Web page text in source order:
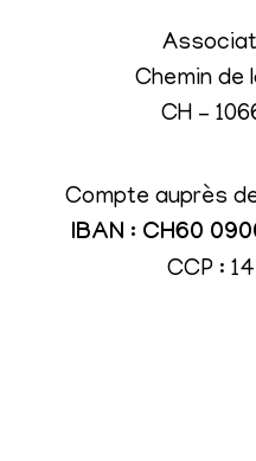
Chemin de
CH –
Compte auprès
IBAN : CH60
CCP :